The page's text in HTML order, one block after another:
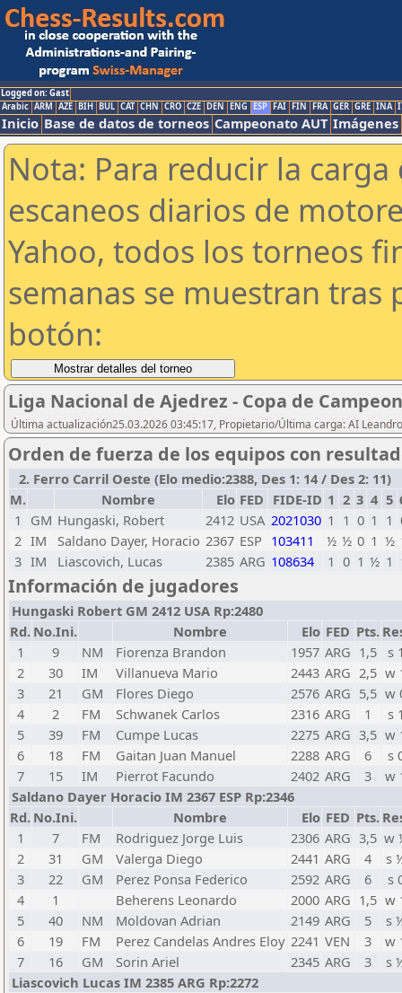
Logged on: Gast
Arabic ARM AZE BIH BUL CAT CHN CRO CZE DEN ENG ESP FAI FIN FRA GER GRE INA
Inicio Base de datos de torneos Campeonato AUT Imágenes
Nota: Para reducir la
escaneos diarios de
Yahoo, todos los torneos
semanas se muestran tras
botón:
Liga Nacional de Ajedrez - Copa de
Última actualización25.03.2026 03:45:17, Propietario/Última carga: AI
Orden de fuerza de los equipos con
2. Ferro Carril Oeste (Elo medio:2388, Des 1: 14 / Des 2: 11)
M.
Nombre Elo FED FIDE-ID 1 2 3 4 5
1
GM Hungaski, Robert 2412 USA 2021030 1 1 0 1 1
2 IM Saldano Dayer, Horacio 2367 ESP 103411 ½ ½ 0 1 ½
3 IM Liascovich, Lucas 2385 ARG 108634 1 0 1 ½ 1
Información de jugadores
Hungaski Robert GM 2412 USA Rp:2480
Rd. No.Ini. Nombre Elo FED Pts.
1
9 NM Fiorenza Brandon 1957 ARG 1,5
s
2
30 IM Villanueva Mario 2443 ARG 2,5 w
3
21 GM Flores Diego 2576 ARG 5,5 w
4
2 FM Schwanek Carlos 2316 ARG 1
s
5
39 FM Cumpe Lucas 2275 ARG 3,5 w
6
18 FM Gaitan Juan Manuel 2288 ARG 6
s
7
15 IM Pierrot Facundo 2402 ARG 3
w
Saldano Dayer Horacio IM 2367 ESP Rp:2346
Rd. No.Ini. Nombre Elo FED Pts.
1
7 FM Rodriguez Jorge Luis 2306 ARG 3,5 w
2
31 GM Valerga Diego 2441 ARG 4
s
3
22 GM Perez Ponsa Federico 2592 ARG 6
s
4
1 Beherens Leonardo 2000 ARG 1,5 w
5
40 NM Moldovan Adrian 2149 ARG 5
s
6
19 FM Perez Candelas Andres Eloy 2241 VEN 3
w
7
16 GM Sorin Ariel 2345 ARG 3
s
Liascovich Lucas IM 2385 ARG Rp:2272